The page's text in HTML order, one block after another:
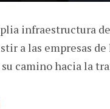
infraestructura
a las empresas
camino hacia la